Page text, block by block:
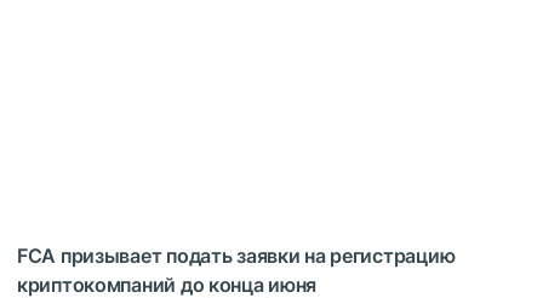
FCA призывает подать заявки на регистрацию
криптокомпаний до конца июня